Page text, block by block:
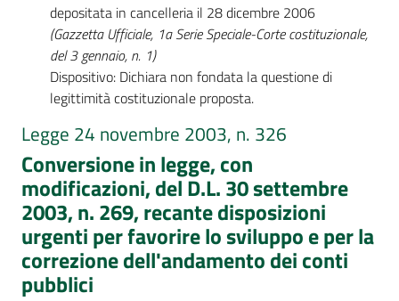
depositata in cancelleria il 28 dicembre 2006
(Gazzetta Ufficiale, 1a Serie Speciale-Corte costituzionale,
del 3 gennaio, n. 1)
Dispositivo: Dichiara non fondata la questione di
legittimità costituzionale proposta.
Legge 24 novembre 2003, n. 326
Conversione in legge, con
modificazioni, del D.L. 30 settembre
2003, n. 269, recante disposizioni
urgenti per favorire lo sviluppo e per la
correzione dell'andamento dei conti
pubblici